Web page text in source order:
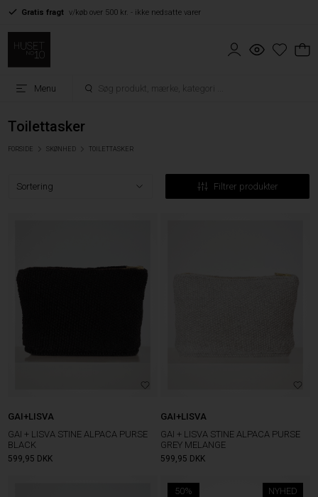
Gratis fragt v/køb over 500 kr. - ikke nedsatte varer
Menu
Toilettasker
FORSIDE SKØNHED TOILETTASKER
Filtrer produkter
GAI+LISVA
GAI + LISVA STINE ALPACA PURSE
BLACK
599,95 DKK
GAI+LISVA
GAI + LISVA STINE ALPACA PURSE
GREY MELANGE
599,95 DKK
NYHED
50%